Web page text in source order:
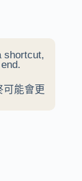
shortcut,
可能會更